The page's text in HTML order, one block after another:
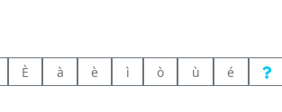
È à è ì ò ù é